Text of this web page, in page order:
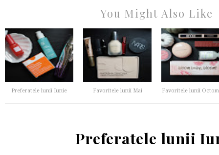
You Might Also Like
Preferatele lunii Iunie Favoritele lunii Mai Favoritele lunii
Preferatele lunii